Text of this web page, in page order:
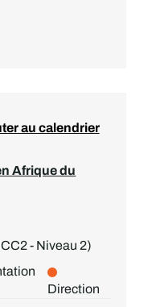
Afrique du
- Niveau 2)
au calendrier
Direction